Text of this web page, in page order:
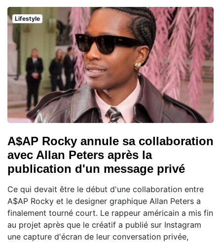
Lifestyle
A$AP Rocky annule sa collaboration
avec Allan Peters après la
publication d'un message privé
Ce qui devait être le début d'une collaboration entre
A$AP Rocky et le designer graphique Allan Peters a
finalement tourné court. Le rappeur américain a mis fin
au projet après que le créatif a publié sur Instagram
une capture d'écran de leur conversation privée,